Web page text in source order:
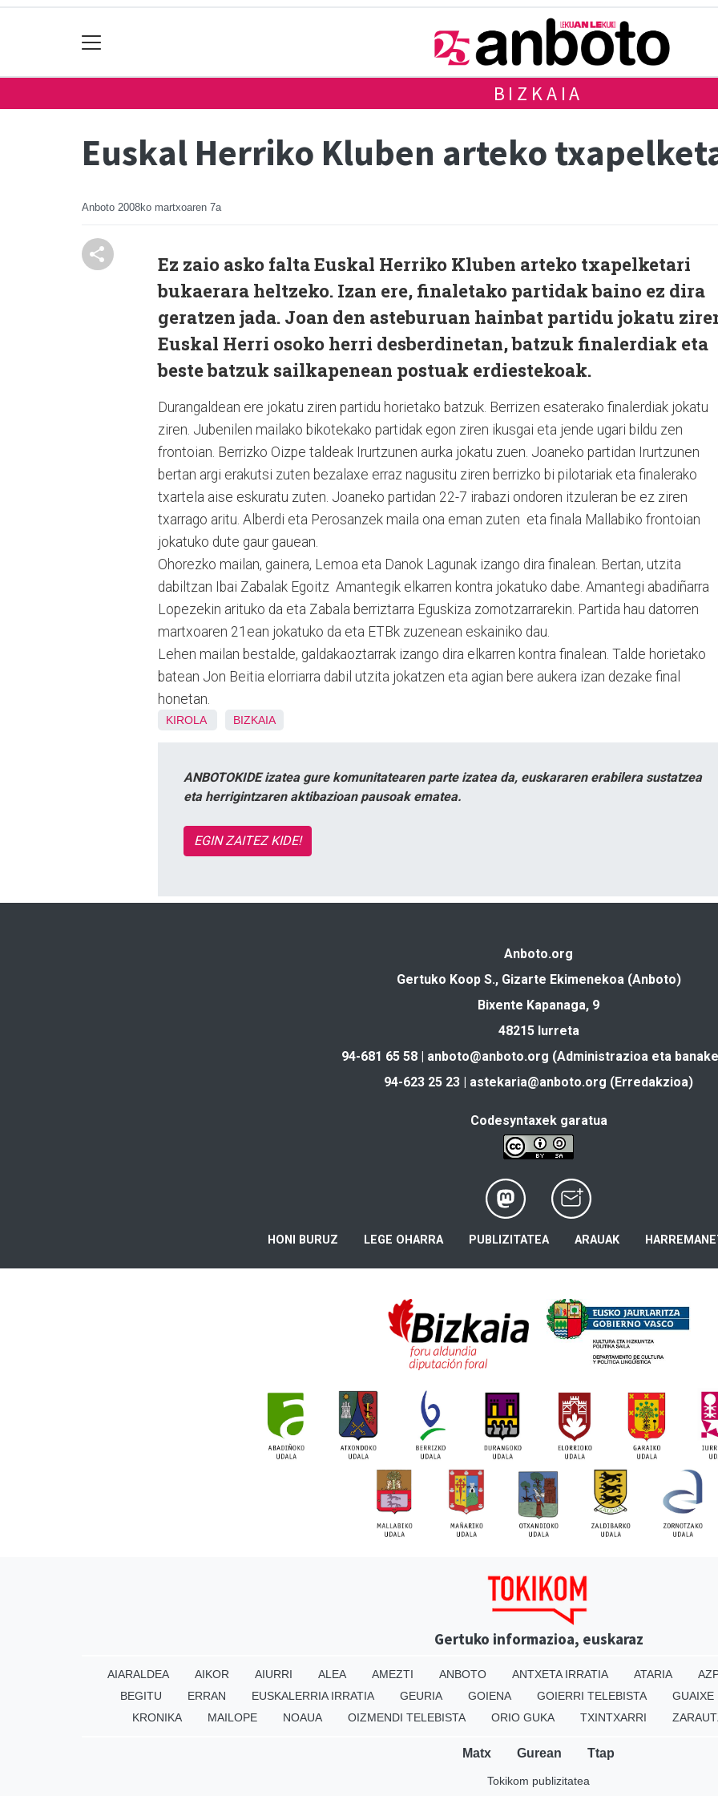
BIZKAIA
Euskal Herriko Kluben arteko
Anboto 2008ko martxoaren 7a
Ez zaio asko falta Euskal Herriko Kluben arteko txapelketari
bukaerara heltzeko. Izan ere, finaletako partidak baino ez dira
geratzen jada. Joan den asteburuan hainbat partidu jokatu
Euskal Herri osoko herri desberdinetan, batzuk finalerdiak eta
beste batzuk sailkapenean postuak erdiestekoak.
Durangaldean ere jokatu ziren partidu horietako batzuk. Berrizen esaterako finalerdiak jokatu
ziren. Jubenilen mailako bikotekako partidak egon ziren ikusgai eta jende ugari bildu zen
frontoian. Berrizko Oizpe taldeak Irurtzunen aurka jokatu zuen. Joaneko partidan Irurtzunen
bertan argi erakutsi zuten bezalaxe erraz nagusitu ziren berrizko bi pilotariak eta finalerako
txartela aise eskuratu zuten. Joaneko partidan 22-7 irabazi ondoren itzuleran be ez ziren
txarrago aritu. Alberdi eta Perosanzek maila ona eman zuten eta finala Mallabiko frontoian
jokatuko dute gaur gauean.
Ohorezko mailan, gainera, Lemoa eta Danok Lagunak izango dira finalean. Bertan, utzita
dabiltzan Ibai Zabalak Egoitz Amantegik elkarren kontra jokatuko dabe. Amantegi abadiñarra
Lopezekin arituko da eta Zabala berriztarra Eguskiza zornotzarrarekin. Partida hau datorren
martxoaren 21ean jokatuko da eta ETBk zuzenean eskainiko dau.
Lehen mailan bestalde, galdakaoztarrak izango dira elkarren kontra finalean. Talde horietako
batean Jon Beitia elorriarra dabil utzita jokatzen eta agian bere aukera izan dezake final
honetan.
KIROLA BIZKAIA
ANBOTOKIDE izatea gure komunitatearen parte izatea da, euskararen erabilera sustatzea
eta herrigintzaren aktibazioan pausoak ematea.
EGIN ZAITEZ KIDE!
Anboto.org
Gertuko Koop S., Gizarte Ekimenekoa (Anboto)
Bixente Kapanaga, 9
48215 Iurreta
94-681 65 58 | anboto@anboto.org (Administrazioa eta
94-623 25 23 | astekaria@anboto.org (Erredakzioa)
Codesyntaxek garatua
HONI BURUZ LEGE OHARRA PUBLIZITATEA ARAUAK
Gertuko informazioa, euskaraz
AIARALDEA AIKOR AIURRI ALEA AMEZTI ANBOTO ANTXETA IRRATIA ATARIA
BEGITU
ERRAN EUSKALERRIA IRRATIA GEURIA GOIENA GOIERRI TELEBISTA
GUAIXE
KRONIKA
MAILOPE NOAUA OIZMENDI TELEBISTA ORIO GUKA TXINTXARRI
Matx Gurean Ttap
Tokikom publizitatea